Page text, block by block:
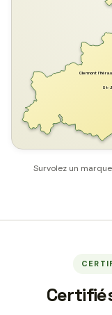
Clermont
St-
Survolez un